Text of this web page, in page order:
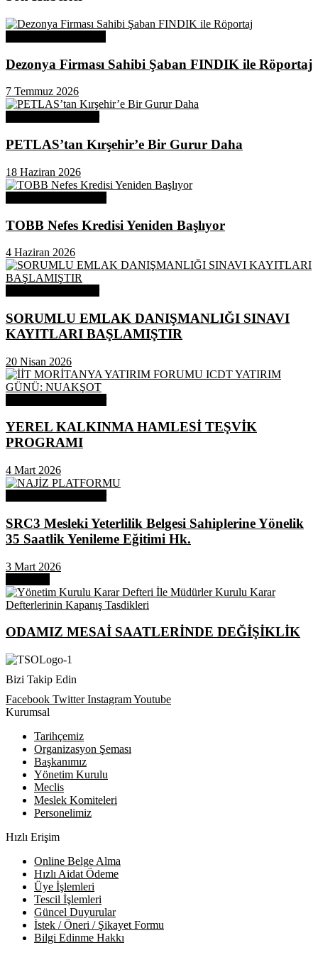
Dezonya Firması Sahibi Şaban FINDIK ile Röportaj
7 Temmuz 2026
PETLAS’tan Kırşehir’e Bir Gurur Daha
18 Haziran 2026
TOBB Nefes Kredisi Yeniden Başlıyor
4 Haziran 2026
SORUMLU EMLAK DANIŞMANLIĞI SINAVI
KAYITLARI BAŞLAMIŞTIR
20 Nisan 2026
YEREL KALKINMA HAMLESİ TEŞVİK
PROGRAMI
4 Mart 2026
SRC3 Mesleki Yeterlilik Belgesi Sahiplerine Yönelik
35 Saatlik Yenileme Eğitimi Hk.
3 Mart 2026
ODAMIZ MESAİ SAATLERİNDE DEĞİŞİKLİK
Bizi Takip Edin
Facebook Twitter InstagramYoutube
Kurumsal
Tarihçemiz
Organizasyon Şeması
Başkanımız
Yönetim Kurulu
Meclis
Meslek Komiteleri
Personelimiz
Hızlı Erişim
Online Belge Alma
Hızlı Aidat Ödeme
Üye İşlemleri
Tescil İşlemleri
Güncel Duyurular
İstek / Öneri / Şikayet Formu
Bilgi Edinme Hakkı